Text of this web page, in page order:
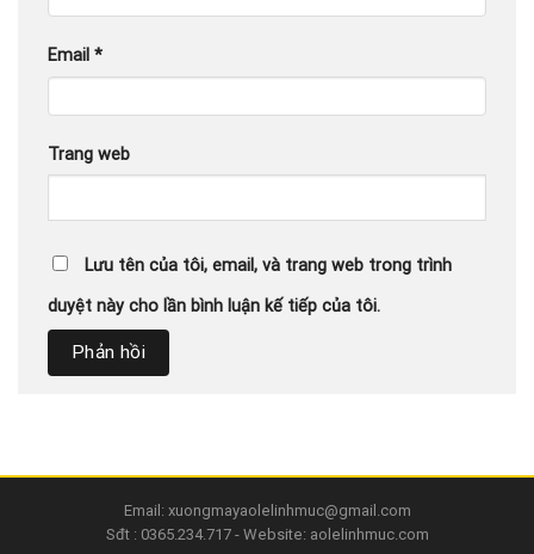
Email *
Trang web
Lưu tên của tôi, email, và trang web trong trình
duyệt này cho lần bình luận kế tiếp của tôi.
Email: xuongmayaolelinhmuc@gmail.com
Sđt : 0365.234.717 - Website: aolelinhmuc.com